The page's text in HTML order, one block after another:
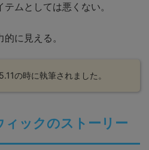
ムとしては悪くない。
に見える。
の時に執筆されました。
ィックのストーリー